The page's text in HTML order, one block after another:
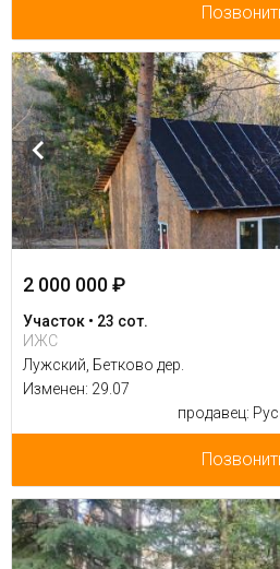
2 000 000 ₽
Участок • 23 сот.
ИЖС
Лужский, Бетково дер.
Изменен: 29.07
продавец: